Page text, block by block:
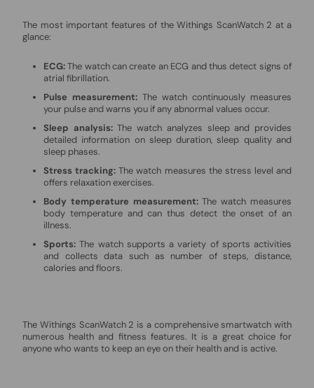
The most important features of the Withings ScanWatch 2 at a
glance:
ECG:The watch can create an ECG and thus detect signs of
atrial fibrillation.
Pulse measurement: The watch continuously measures
your pulse and warns you if any abnormal values occur.
Sleep analysis: The watch analyzes sleep and provides
detailed information on sleep duration, sleep quality and
sleep phases.
Stress tracking: The watch measures the stress level and
offers relaxation exercises.
Body temperature measurement: The watch measures
body temperature and can thus detect the onset of an
illness.
Sports: The watch supports a variety of sports activities
and collects data such as number of steps, distance,
calories and floors.
The Withings ScanWatch 2 is a comprehensive smartwatch with
numerous health and fitness features. It is a great choice for
anyone who wants to keep an eye on their health and is active.